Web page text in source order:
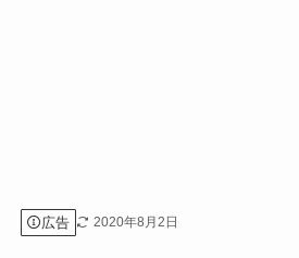
広告 2020年8月2日